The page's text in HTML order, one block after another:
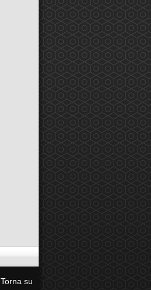
Torna su